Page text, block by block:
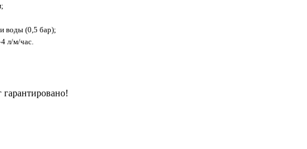
воды (0,5 бар);
л/м/час.
гарантировано!